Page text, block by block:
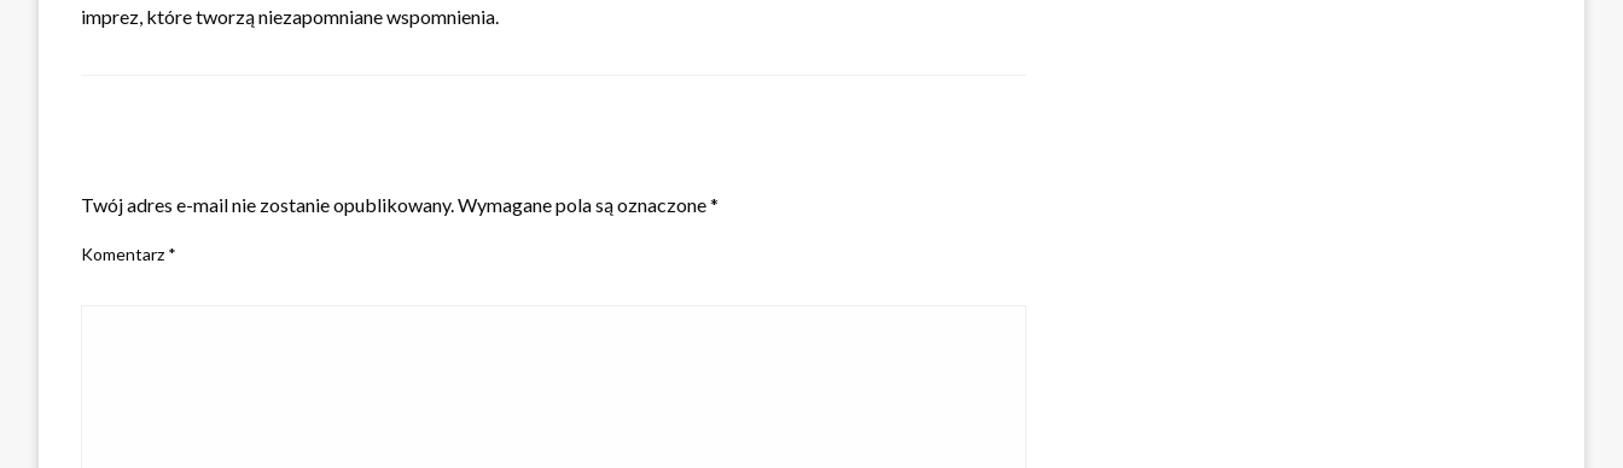
imprez, które tworzą niezapomniane wspomnienia.
Twój adres e-mail nie zostanie opublikowany.Wymagane pola są oznaczone*
Komentarz *